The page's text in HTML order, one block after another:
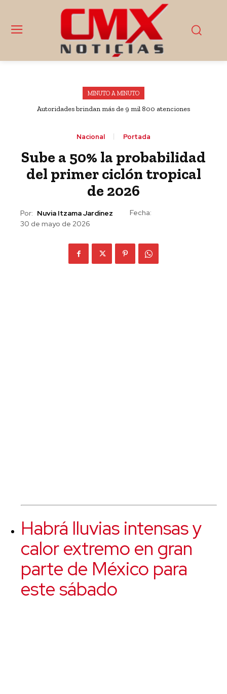
MINUTO A MINUTO
Autoridades brindan más de 9 mil 800 atenciones
Nacional Portada
Sube a 50% la probabilidad
del primer ciclón tropical
de 2026
Por: Nuvia Itzama Jardinez
Fecha:
30 de mayo de 2026
Habrá lluvias intensas y
calor extremo en gran
parte de México para
este sábado